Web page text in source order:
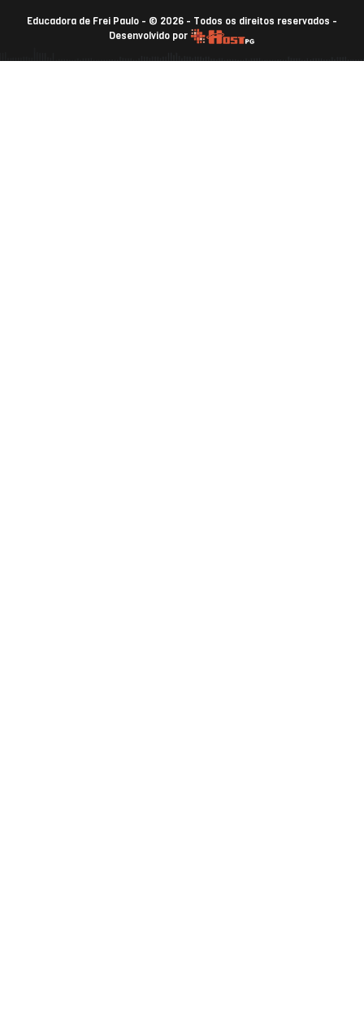
Educadora de Frei Paulo - © 2026 - Todos os direitos reservados -
Desenvolvido por